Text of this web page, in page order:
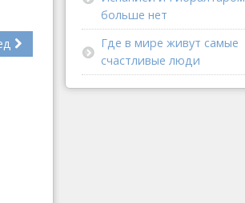
больше нет
Где в мире живут самые
счастливые люди